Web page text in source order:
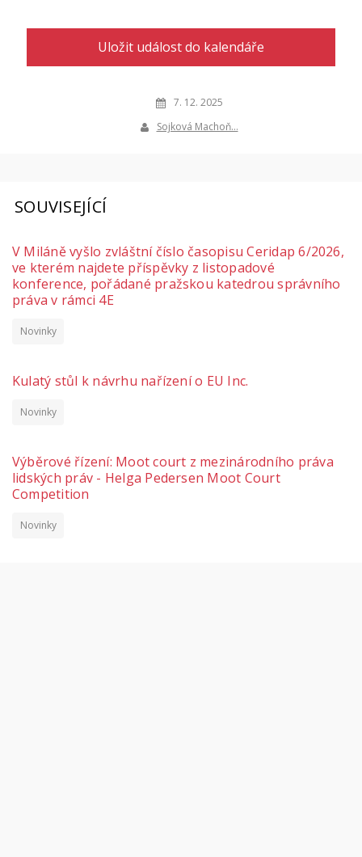
Uložit událost do kalendáře
7. 12. 2025
Sojková Machoň…
SOUVISEJÍCÍ
V Miláně vyšlo zvláštní číslo časopisu Ceridap 6/2026,
ve kterém najdete příspěvky z listopadové
konference, pořádané pražskou katedrou správního
práva v rámci 4E
Novinky
Kulatý stůl k návrhu nařízení o EU Inc.
Novinky
Výběrové řízení: Moot court z mezinárodního práva
lidských práv - Helga Pedersen Moot Court
Competition
Novinky